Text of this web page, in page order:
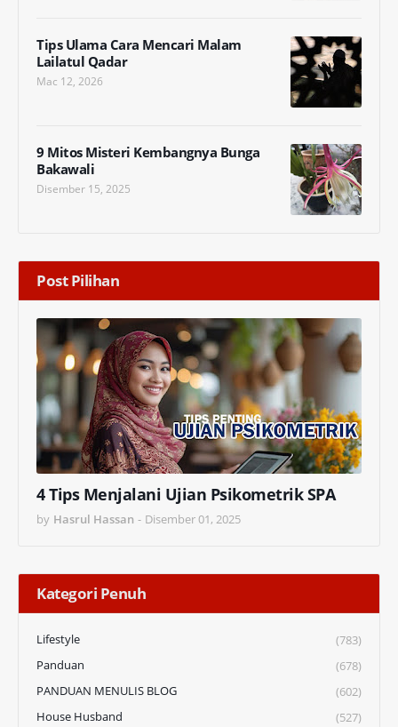
Tips Ulama Cara Mencari Malam
Lailatul Qadar
Mac 12, 2026
9 Mitos Misteri Kembangnya Bunga
Bakawali
Disember 15, 2025
Post Pilihan
4 Tips Menjalani Ujian Psikometrik SPA
by Hasrul Hassan - Disember 01, 2025
Kategori Penuh
Lifestyle
(783)
Panduan
(678)
PANDUAN MENULIS BLOG
(602)
House Husband
(527)